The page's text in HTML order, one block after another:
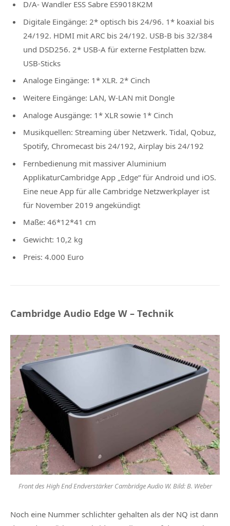
D/A- Wandler ESS Sabre ES9018K2M
Digitale Eingänge: 2* optisch bis 24/96. 1* koaxial bis
24/192. HDMI mit ARC bis 24/192. USB-B bis 32/384
und DSD256. 2* USB-A für externe Festplatten bzw.
USB-Sticks
Analoge Eingänge: 1* XLR. 2* Cinch
Weitere Eingänge: LAN, W-LAN mit Dongle
Analoge Ausgänge: 1* XLR sowie 1* Cinch
Musikquellen: Streaming über Netzwerk. Tidal, Qobuz,
Spotify, Chromecast bis 24/192, Airplay bis 24/192
Fernbedienung mit massiver Aluminium
ApplikaturCambridge App „Edge“ für Android und iOS.
Eine neue App für alle Cambridge Netzwerkplayer ist
für November 2019 angekündigt
Maße: 46*12*41 cm
Gewicht: 10,2 kg
Preis: 4.000 Euro
Cambridge Audio Edge W – Technik
Front des High End Endverstärker Cambridge Audio W. Bild: B. Weber
Noch eine Nummer schlichter gehalten als der NQ ist dann